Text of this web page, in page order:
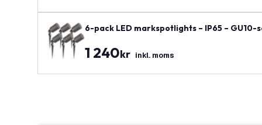
6-pack LED markspotlights – IP65 –
1 240kr inkl. moms